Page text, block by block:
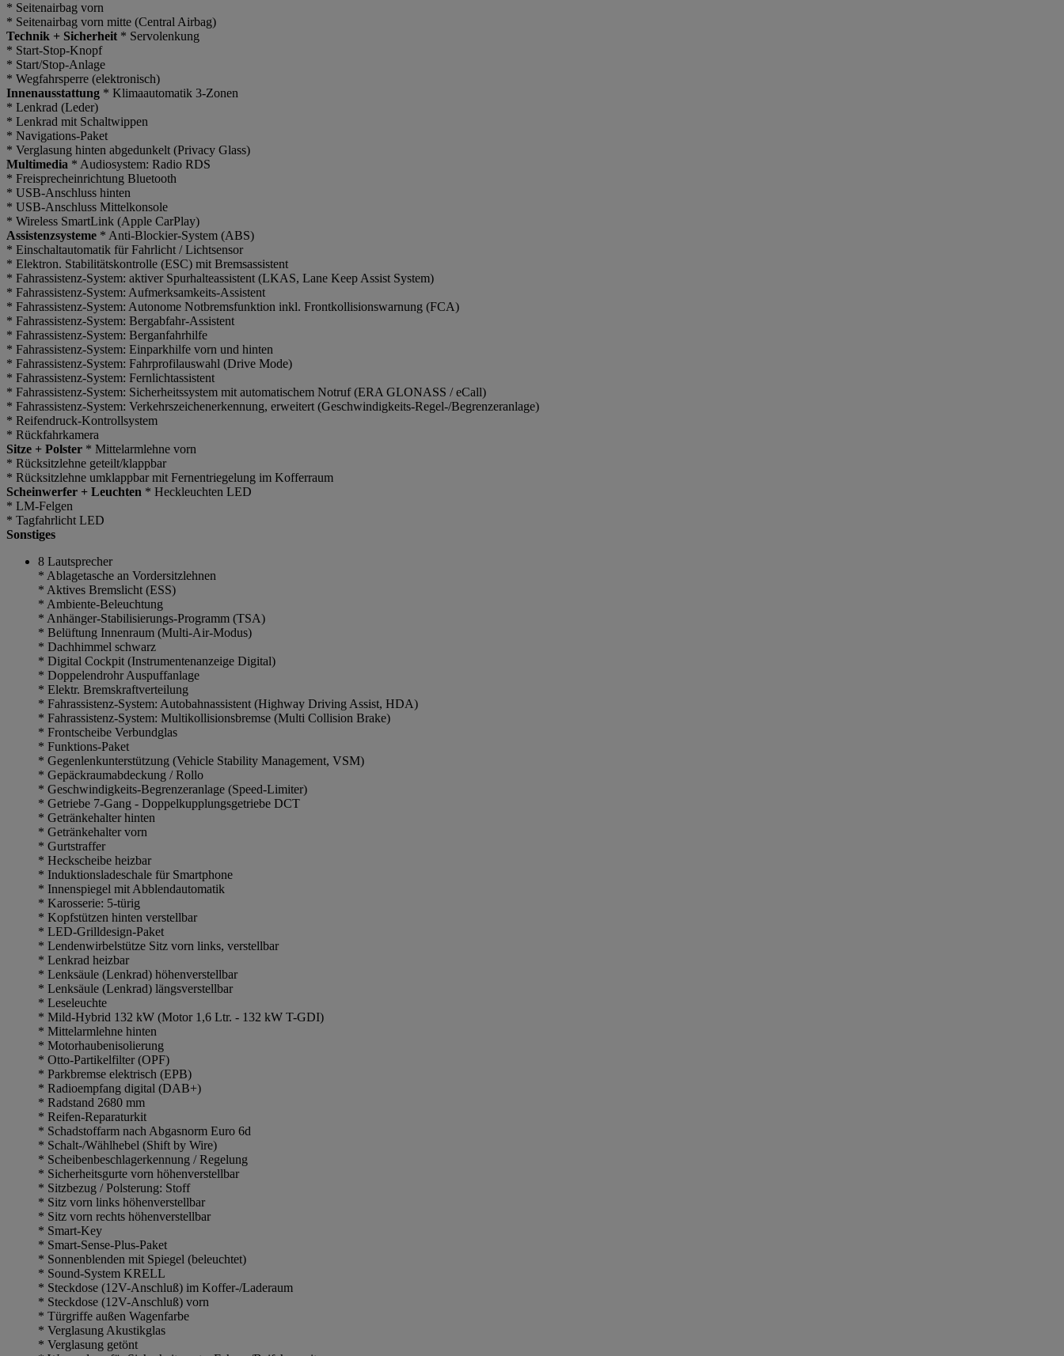
* Seitenairbag vorn
* Seitenairbag vorn mitte (Central Airbag)
Technik + Sicherheit * Servolenkung
* Start-Stop-Knopf
* Start/Stop-Anlage
* Wegfahrsperre (elektronisch)
Innenausstattung * Klimaautomatik 3-Zonen
* Lenkrad (Leder)
* Lenkrad mit Schaltwippen
* Navigations-Paket
* Verglasung hinten abgedunkelt (Privacy Glass)
Multimedia * Audiosystem: Radio RDS
* Freisprecheinrichtung Bluetooth
* USB-Anschluss hinten
* USB-Anschluss Mittelkonsole
* Wireless SmartLink (Apple CarPlay)
Assistenzsysteme * Anti-Blockier-System (ABS)
* Einschaltautomatik für Fahrlicht / Lichtsensor
* Elektron. Stabilitätskontrolle (ESC) mit Bremsassistent
* Fahrassistenz-System: aktiver Spurhalteassistent (LKAS, Lane Keep Assist System)
* Fahrassistenz-System: Aufmerksamkeits-Assistent
* Fahrassistenz-System: Autonome Notbremsfunktion inkl. Frontkollisionswarnung (FCA)
* Fahrassistenz-System: Bergabfahr-Assistent
* Fahrassistenz-System: Berganfahrhilfe
* Fahrassistenz-System: Einparkhilfe vorn und hinten
* Fahrassistenz-System: Fahrprofilauswahl (Drive Mode)
* Fahrassistenz-System: Fernlichtassistent
* Fahrassistenz-System: Sicherheitssystem mit automatischem Notruf (ERA GLONASS / eCall)
* Fahrassistenz-System: Verkehrszeichenerkennung, erweitert (Geschwindigkeits-Regel-/Begrenzeranlage)
* Reifendruck-Kontrollsystem
* Rückfahrkamera
Sitze + Polster * Mittelarmlehne vorn
* Rücksitzlehne geteilt/klappbar
* Rücksitzlehne umklappbar mit Fernentriegelung im Kofferraum
Scheinwerfer + Leuchten * Heckleuchten LED
* LM-Felgen
* Tagfahrlicht LED
Sonstiges
8 Lautsprecher
* Ablagetasche an Vordersitzlehnen
* Aktives Bremslicht (ESS)
* Ambiente-Beleuchtung
* Anhänger-Stabilisierungs-Programm (TSA)
* Belüftung Innenraum (Multi-Air-Modus)
* Dachhimmel schwarz
* Digital Cockpit (Instrumentenanzeige Digital)
* Doppelendrohr Auspuffanlage
* Elektr. Bremskraftverteilung
* Fahrassistenz-System: Autobahnassistent (Highway Driving Assist, HDA)
* Fahrassistenz-System: Multikollisionsbremse (Multi Collision Brake)
* Frontscheibe Verbundglas
* Funktions-Paket
* Gegenlenkunterstützung (Vehicle Stability Management, VSM)
* Gepäckraumabdeckung / Rollo
* Geschwindigkeits-Begrenzeranlage (Speed-Limiter)
* Getriebe 7-Gang - Doppelkupplungsgetriebe DCT
* Getränkehalter hinten
* Getränkehalter vorn
* Gurtstraffer
* Heckscheibe heizbar
* Induktionsladeschale für Smartphone
* Innenspiegel mit Abblendautomatik
* Karosserie: 5-türig
* Kopfstützen hinten verstellbar
* LED-Grilldesign-Paket
* Lendenwirbelstütze Sitz vorn links, verstellbar
* Lenkrad heizbar
* Lenksäule (Lenkrad) höhenverstellbar
* Lenksäule (Lenkrad) längsverstellbar
* Leseleuchte
* Mild-Hybrid 132 kW (Motor 1,6 Ltr. - 132 kW T-GDI)
* Mittelarmlehne hinten
* Motorhaubenisolierung
* Otto-Partikelfilter (OPF)
* Parkbremse elektrisch (EPB)
* Radioempfang digital (DAB+)
* Radstand 2680 mm
* Reifen-Reparaturkit
* Schadstoffarm nach Abgasnorm Euro 6d
* Schalt-/Wählhebel (Shift by Wire)
* Scheibenbeschlagerkennung / Regelung
* Sicherheitsgurte vorn höhenverstellbar
* Sitzbezug / Polsterung: Stoff
* Sitz vorn links höhenverstellbar
* Sitz vorn rechts höhenverstellbar
* Smart-Key
* Smart-Sense-Plus-Paket
* Sonnenblenden mit Spiegel (beleuchtet)
* Sound-System KRELL
* Steckdose (12V-Anschluß) im Koffer-/Laderaum
* Steckdose (12V-Anschluß) vorn
* Türgriffe außen Wagenfarbe
* Verglasung Akustikglas
* Verglasung getönt